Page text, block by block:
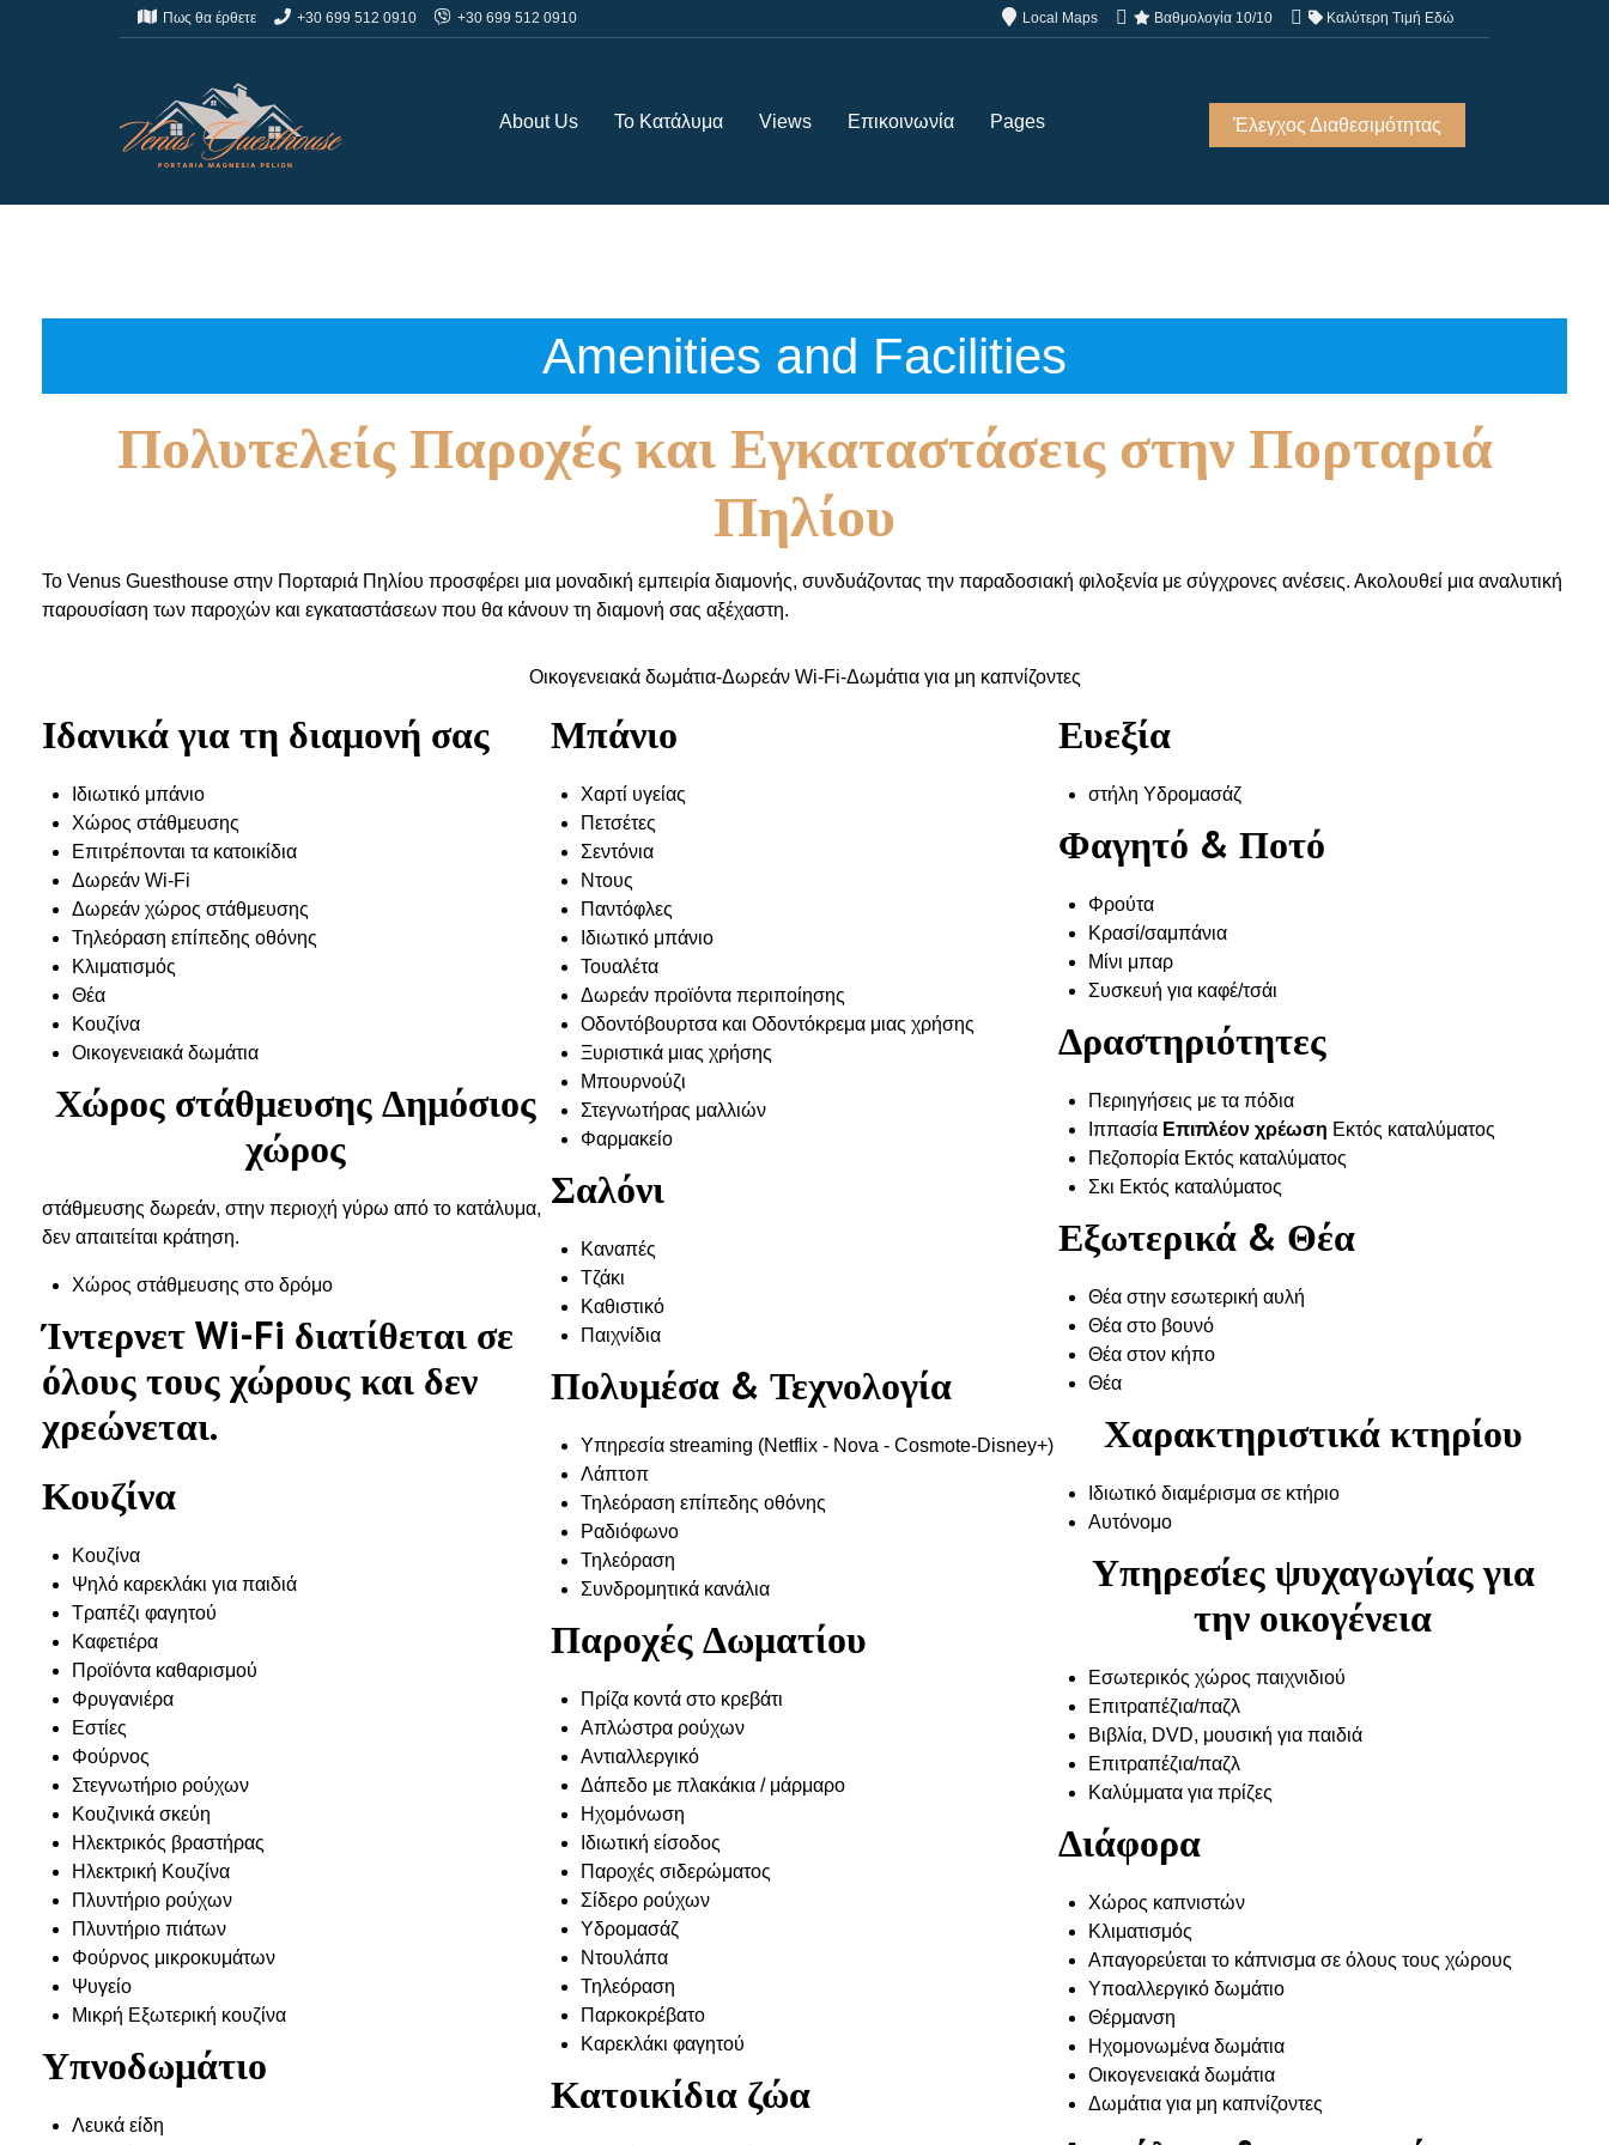
Πως θα έρθετε +30 699 512 0910 +30 699 512 0910 Local Maps Βαθμολογία 10/10 Καλύτερη Τιμή Εδώ
About Us Το Κατάλυμα Views Επικοινωνία Pages Έλεγχος Διαθεσιμότητας
Amenities and Facilities
Πολυτελείς Παροχές και Εγκαταστάσεις στην Πορταριά
Πηλίου
Το Venus Guesthouse στην Πορταριά Πηλίου προσφέρει μια μοναδική εμπειρία διαμονής, συνδυάζοντας την παραδοσιακή φιλοξενία με σύγχρονες ανέσεις. Ακολουθεί μια αναλυτική
παρουσίαση των παροχών και εγκαταστάσεων που θα κάνουν τη διαμονή σας αξέχαστη.
Οικογενειακά δωμάτια-Δωρεάν Wi-Fi-Δωμάτια για μη καπνίζοντες
Ιδανικά για τη διαμονή σας
Ιδιωτικό μπάνιο
Xώρος στάθμευσης
Επιτρέπονται τα κατοικίδια
Δωρεάν Wi-Fi
Δωρεάν χώρος στάθμευσης
Τηλεόραση επίπεδης οθόνης
Κλιματισμός
Θέα
Κουζίνα
Οικογενειακά δωμάτια
Χώρος στάθμευσης Δημόσιος
χώρος
στάθμευσης δωρεάν, στην περιοχή γύρω από το κατάλυμα,
δεν απαιτείται κράτηση.
Χώρος στάθμευσης στο δρόμο
Ίντερνετ Wi-Fi διατίθεται σε
όλους τους χώρους και δεν
χρεώνεται.
Κουζίνα
Κουζίνα
Ψηλό καρεκλάκι για παιδιά
Τραπέζι φαγητού
Καφετιέρα
Προϊόντα καθαρισμού
Φρυγανιέρα
Εστίες
Φούρνος
Στεγνωτήριο ρούχων
Κουζινικά σκεύη
Ηλεκτρικός βραστήρας
Ηλεκτρική Κουζίνα
Πλυντήριο ρούχων
Πλυντήριο πιάτων
Φούρνος μικροκυμάτων
Ψυγείο
Μικρή Εξωτερική κουζίνα
Υπνοδωμάτιο
Λευκά είδη
Μπάνιο
Χαρτί υγείας
Πετσέτες
Σεντόνια
Ντους
Παντόφλες
Ιδιωτικό μπάνιο
Τουαλέτα
Δωρεάν προϊόντα περιποίησης
Οδοντόβουρτσα και Οδοντόκρεμα μιας χρήσης
Ξυριστικά μιας χρήσης
Μπουρνούζι
Στεγνωτήρας μαλλιών
Φαρμακείο
Σαλόνι
Καναπές
Τζάκι
Καθιστικό
Παιχνίδια
Πολυμέσα & Τεχνολογία
Υπηρεσία streaming (Netflix - Nova - Cosmote-Disney+)
Λάπτοπ
Τηλεόραση επίπεδης οθόνης
Ραδιόφωνο
Τηλεόραση
Συνδρομητικά κανάλια
Παροχές Δωματίου
Πρίζα κοντά στο κρεβάτι
Απλώστρα ρούχων
Αντιαλλεργικό
Δάπεδο με πλακάκια / μάρμαρο
Ηχομόνωση
Ιδιωτική είσοδος
Παροχές σιδερώματος
Σίδερο ρούχων
Υδρομασάζ
Ντουλάπα
Τηλεόραση
Παρκοκρέβατο
Καρεκλάκι φαγητού
Κατοικίδια ζώα
Ευεξία
στήλη Υδρομασάζ
Φαγητό & Ποτό
Φρούτα
Κρασί/σαμπάνια
Μίνι μπαρ
Συσκευή για καφέ/τσάι
Δραστηριότητες
Περιηγήσεις με τα πόδια
Ιππασία Επιπλέον χρέωση Εκτός καταλύματος
Πεζοπορία Εκτός καταλύματος
Σκι Εκτός καταλύματος
Εξωτερικά & Θέα
Θέα στην εσωτερική αυλή
Θέα στο βουνό
Θέα στον κήπο
Θέα
Χαρακτηριστικά κτηρίου
Ιδιωτικό διαμέρισμα σε κτήριο
Αυτόνομο
Υπηρεσίες ψυχαγωγίας για
την οικογένεια
Εσωτερικός χώρος παιχνιδιού
Επιτραπέζια/παζλ
Βιβλία, DVD, μουσική για παιδιά
Επιτραπέζια/παζλ
Καλύμματα για πρίζες
Διάφορα
Χώρος καπνιστών
Κλιματισμός
Απαγορεύεται το κάπνισμα σε όλους τους χώρους
Υποαλλεργικό δωμάτιο
Θέρμανση
Ηχομονωμένα δωμάτια
Οικογενειακά δωμάτια
Δωμάτια για μη καπνίζοντες